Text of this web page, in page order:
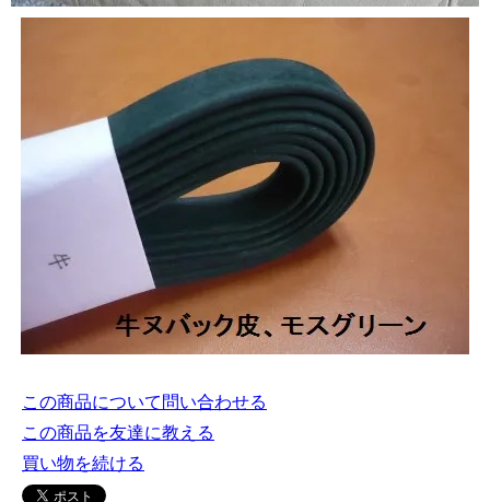
この商品について問い合わせる
この商品を友達に教える
買い物を続ける